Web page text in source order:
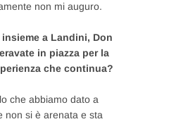
non mi auguro.
a Landini, Don
in piazza per la
che continua?
che abbiamo dato a
non si è arenata e sta